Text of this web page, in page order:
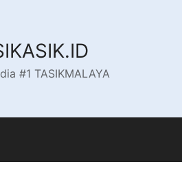
#1 TASIKMALAYA